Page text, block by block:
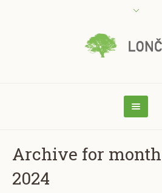
Archive for
2024